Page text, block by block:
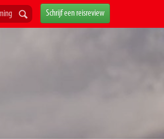
Schrijf een reisreview